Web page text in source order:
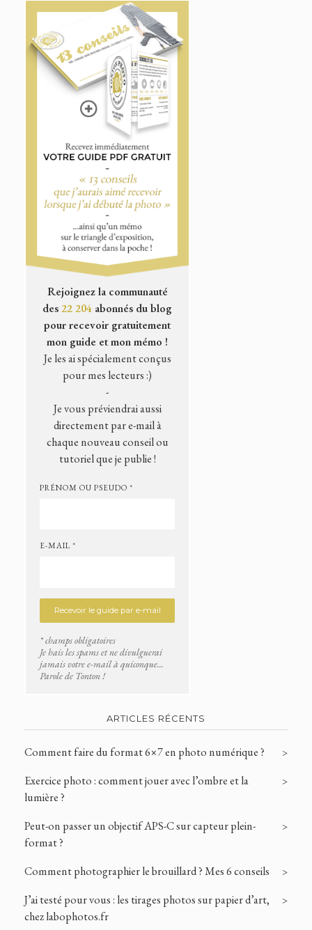
Rejoignez la communauté
des22 204 abonnés du blog
pour recevoir gratuitement
mon guide et mon mémo !
Je les ai spécialement conçus
pour mes lecteurs :)
-
Je vous préviendrai aussi
directement par e-mail à
chaque nouveau conseil ou
tutoriel que je publie !
PRÉNOM OU PSEUDO *
E-MAIL *
* champs obligatoires
Je hais les spams et ne divulguerai
jamais votre e-mail à quiconque...
Parole de Tonton !
ARTICLES RÉCENTS
Comment faire du format 6×7 en photo numérique ?
Exercice photo : comment jouer avec l’ombre et la
lumière ?
Peut-on passer un objectif APS-C sur capteur plein-
format ?
Comment photographier le brouillard ? Mes 6 conseils
J’ai testé pour vous : les tirages photos sur papier d’art,
chez labophotos.fr